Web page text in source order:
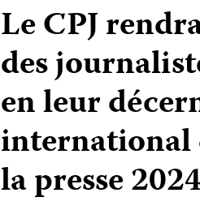
Le CPJ
des
en leur
international
la presse